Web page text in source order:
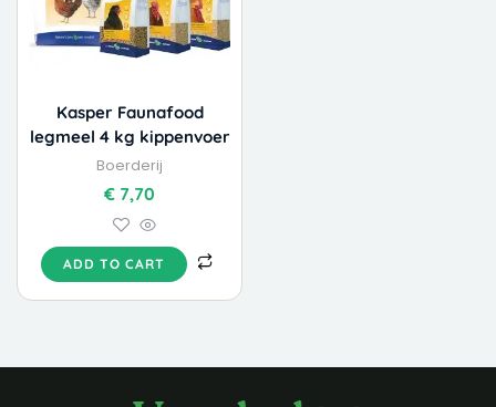
Kasper Faunafood
legmeel 4 kg kippenvoer
Boerderij
€ 7,70
ADD TO CART